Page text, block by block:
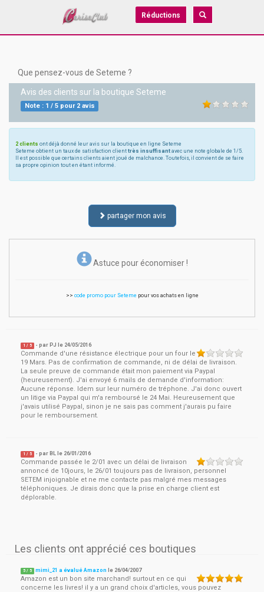
Réductions
Que pensez-vous de Seteme ?
Avis des clients sur la boutique Seteme
Note : 1 / 5pour 2avis
2 clients ont déjà donné leur avis sur la boutique en ligne Seteme
Seteme obtient un taux de satisfaction client très insuffisant avec une note globale de 1/5.
Il est possible que certains clients aient joué de malchance. Toutefois, il convient de se faire
sa propre opinion tout en étant informé.
partager mon avis
Astuce pour économiser !
>> code promo pour Seteme pour vos achats en ligne
1 / 5 - par PJ le 24/05/2016
Commande d'une résistance électrique pour un four le
19 Mars. Pas de confirmation de commande, ni de délai de livraison.
La seule preuve de commande était mon paiement via Paypal
(heureusement). J'ai envoyé 6 mails de demande d'information:
Aucune réponse. Idem sur leur numéro de tréphone. J'ai donc ouvert
un litige via Paypal qui m'a remboursé le 24 Mai. Heureusement que
j'avais utilisé Paypal, sinon je ne sais pas comment j'aurais pu faire
pour le remboursement.
1 / 5 - par BL le 26/01/2016
Commande passée le 2/01 avec un délai de livraison
annoncé de 10jours, le 26/01 toujours pas de livraison, personnel
SETEM injoignable et ne me contacte pas malgré mes messages
téléphoniques. Je dirais donc que la prise en charge client est
déplorable.
Les clients ont apprécié ces boutiques
5 / 5 mimi_21 a évalué Amazon le 26/04/2007
Amazon est un bon site marchand! surtout en ce qui
concerne les livres! il y a un grand choix d'articles, vous pouvez